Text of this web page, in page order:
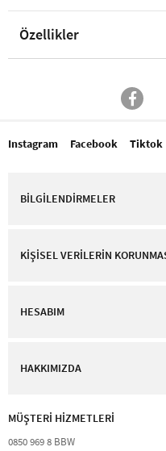
Özellikler
Instagram Facebook Tiktok
BİLGİLENDİRMELER
KİŞİSEL VERİLERİN
HESABIM
HAKKIMIZDA
MÜŞTERİ HİZMETLERİ​
0850 969 8 BBW​